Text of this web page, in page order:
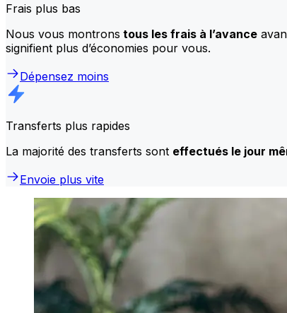
Frais plus bas
Nous vous montrons tous les frais à l’avance
signifient plus d’économies pour vous.
Dépensez moins
Transferts plus rapides
La majorité des transferts sont effectués le jour
Envoie plus vite